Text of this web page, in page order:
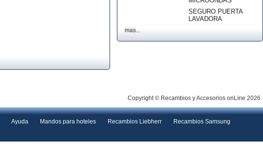
SEGURO PUERTA
LAVADORA
mas...
Copyright © Recambios y Accesorios onLine 2026
Ayuda Mandos para hoteles Recambios Liebherr
Recambios Samsung